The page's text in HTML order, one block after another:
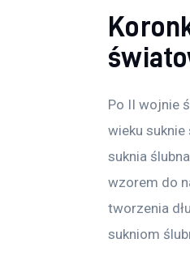
Po II wojnie
wieku suknie
suknia
wzorem do
tworzenia
sukniom